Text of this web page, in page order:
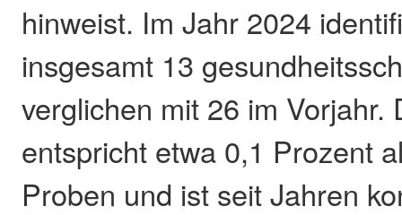
hinweist. Im Jahr 2024
insgesamt 13
verglichen mit 26 im Vorjahr.
entspricht etwa 0,1 Prozent
Proben und ist seit Jahren